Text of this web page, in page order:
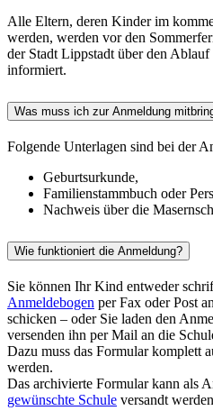
Alle Eltern, deren Kinder im
werden, werden vor den
der Stadt Lippstadt über den
informiert.
Was muss ich zur Anmeldung
Folgende Unterlagen sind bei der
Geburtsurkunde,
Familienstammbuch oder
Nachweis über die
Wie funktioniert die Anmeldung?
Sie können Ihr Kind entweder
Anmeldebogen per Fax oder Post
schicken – oder Sie laden den
versenden ihn per Mail an die
Dazu muss das Formular komplett
werden.
Das archivierte Formular kann als
gewünschte Schule versandt